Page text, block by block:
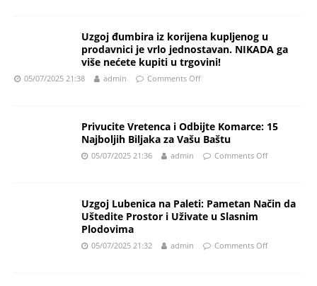
Uzgoj đumbira iz korijena kupljenog u
prodavnici je vrlo jednostavan. NIKADA ga
više nećete kupiti u trgovini!
05/07/2025 21:38 admin Comments Off
Privucite Vretenca i Odbijte Komarce: 15
Najboljih Biljaka za Vašu Baštu
05/07/2025 21:36 admin Comments Off
Uzgoj Lubenica na Paleti: Pametan Način da
Uštedite Prostor i Uživate u Slasnim
Plodovima
05/07/2025 21:32 admin Comments Off